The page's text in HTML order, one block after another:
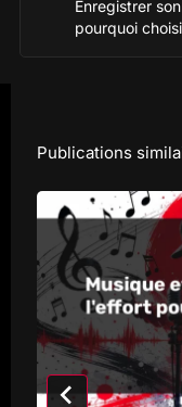
Enregistrer
pourquoi
Publications